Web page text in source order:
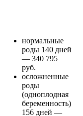
нормальные
роды 140 дней
— 340 795
руб.
осложненные
роды
(одноплодная
беременность)
156 дней —